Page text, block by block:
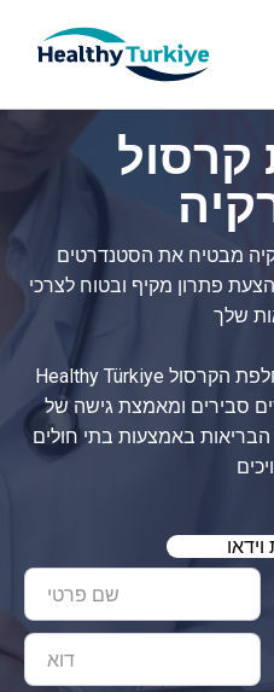
p
c
מבטיח את הסטנדרטים
פתרון מקיף ובטוח לצרכי
Healthy Türkiye עוזרת לך למצוא את ניתוח החלפת הקרסול
סבירים ומאמצת גישה של
הבריאות באמצעות בתי חולים